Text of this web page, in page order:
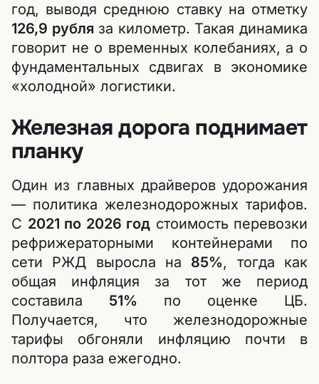
год, выводя среднюю ставку на отметку
126,9 рубля за километр. Такая динамика
говорит не о временных колебаниях, а о
фундаментальных сдвигах в экономике
«холодной» логистики.
Железная дорога поднимает
планку
Один из главных драйверов удорожания
— политика железнодорожных тарифов.
С 2021 по 2026 год стоимость перевозки
рефрижераторными контейнерами по
сети РЖД выросла на 85%, тогда как
общая инфляция за тот же период
составила 51% по оценке ЦБ.
Получается, что железнодорожные
тарифы обгоняли инфляцию почти в
полтора раза ежегодно.